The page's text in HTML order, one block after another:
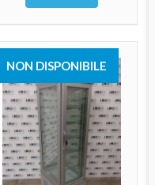
VENDUTO
NON DISPONIBILE